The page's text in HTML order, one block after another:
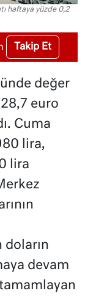
haftaya yüzde 0,2
Takip Et
değer
euro
Cuma
lira,
lira
devam